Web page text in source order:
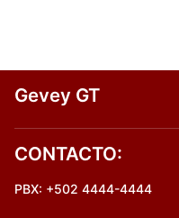
Gevey GT
CONTACTO:
PBX: +502 4444-4444